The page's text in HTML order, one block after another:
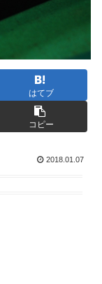
はてブ
コピー
2018.01.07